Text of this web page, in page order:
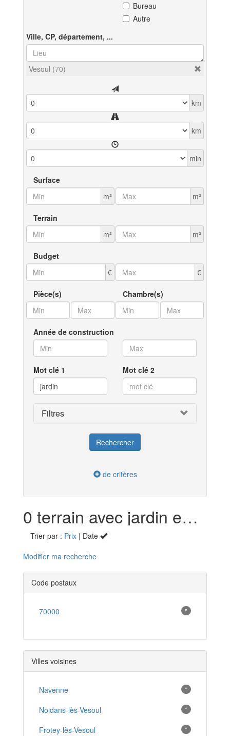
Bureau
Autre
Ville, CP, département, ...
Vesoul (70)
km
km
min
Surface
m²
m²
Terrain
m²
m²
Budget
€
€
Pièce(s) Chambre(s)
Année de construction
Mot clé 1 Mot clé 2
Filtres
de critères
0 terrain avec jardin en vente à Vesoul (70)
Trier par : Prix | Date
Modifier ma recherche
Code postaux
70000 *
Villes voisines
Navenne *
Noidans-lès-Vesoul *
Frotey-lès-Vesoul *